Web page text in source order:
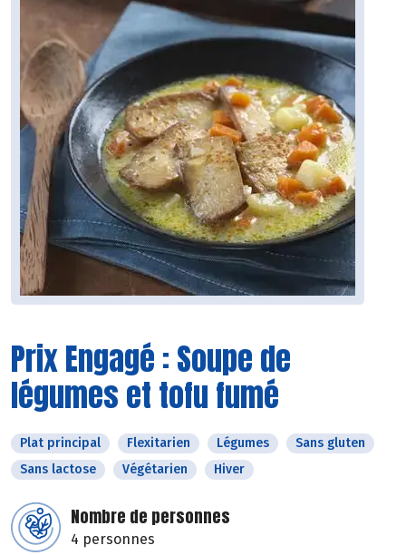
Prix Engagé : Soupe de
légumes et tofu fumé
Plat principal Flexitarien Légumes
Sans gluten
Sans lactose
Végétarien Hiver
Nombre de personnes
4 personnes